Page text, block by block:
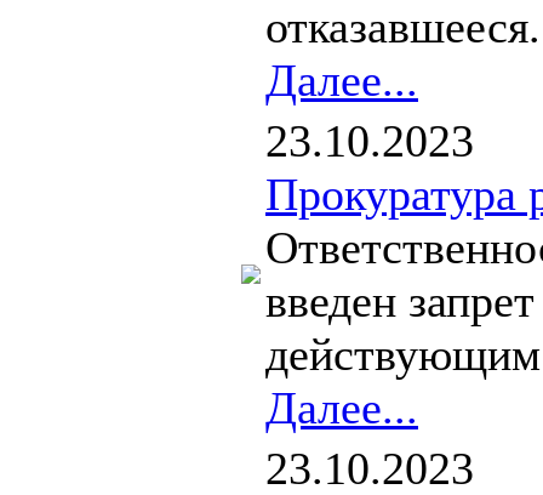
Далее...
23.10.2023
Прокуратура
введен
действующим
Далее...
23.10.2023